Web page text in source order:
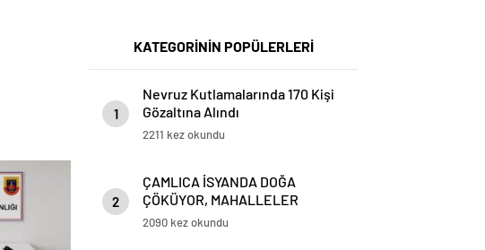
KATEGORİNİN POPÜLERLERİ
1
Nevruz Kutlamalarında 170 Kişi
Gözaltına Alındı
2211 kez okundu
2
ÇAMLICA İSYANDA DOĞA
ÇÖKÜYOR, MAHALLELER
AYAKTA”
2090 kez okundu